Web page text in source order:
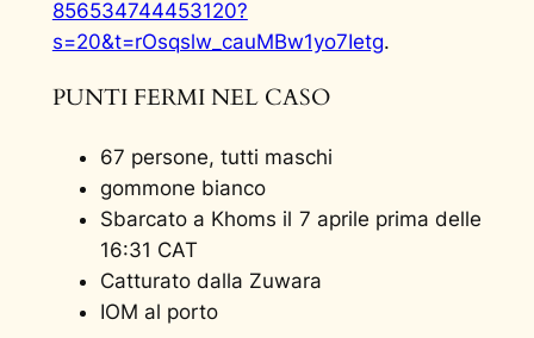
856534744453120?
s=20&t=rOsqslw_cauMBw1yo7Ietg.
PUNTI FERMI NEL CASO
67 persone, tutti maschi
gommone bianco
Sbarcato a Khoms il 7 aprile prima delle
16:31 CAT
Catturato dalla Zuwara
IOM al porto